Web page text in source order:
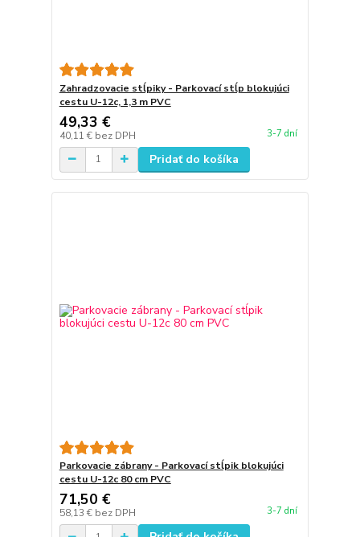
Zahradzovacie stĺpiky - Parkovací stĺp blokujúci
cestu U-12c, 1,3 m PVC
49,33 €
40,11 € bez DPH 3-7 dní
Pridať do košíka
Parkovacie zábrany - Parkovací stĺpik blokujúci
cestu U-12c 80 cm PVC
71,50 €
58,13 € bez DPH 3-7 dní